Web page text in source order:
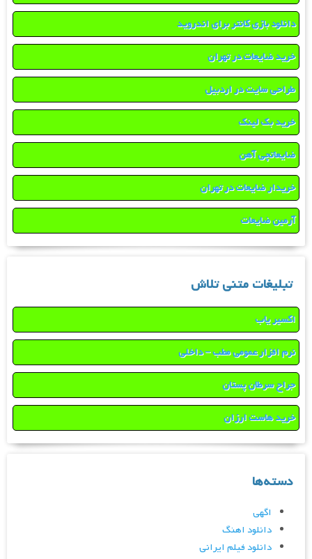
دانلود بازی کانتر برای اندروید
خرید ضایعات در تهران
طراحی سایت در اردبیل
خرید بک لینک
ضایعاتچی آهن
خریدار ضایعات در تهران
آرمین ضایعات
تبلیغات متنی تلاش
اکسیر یاب
نرم افزار عمومی مطب – داخلی
جراح سرطان پستان
خرید هاست ارزان
دسته‌ها
اگهی
دانلود اهنگ
دانلود فیلم ایرانی